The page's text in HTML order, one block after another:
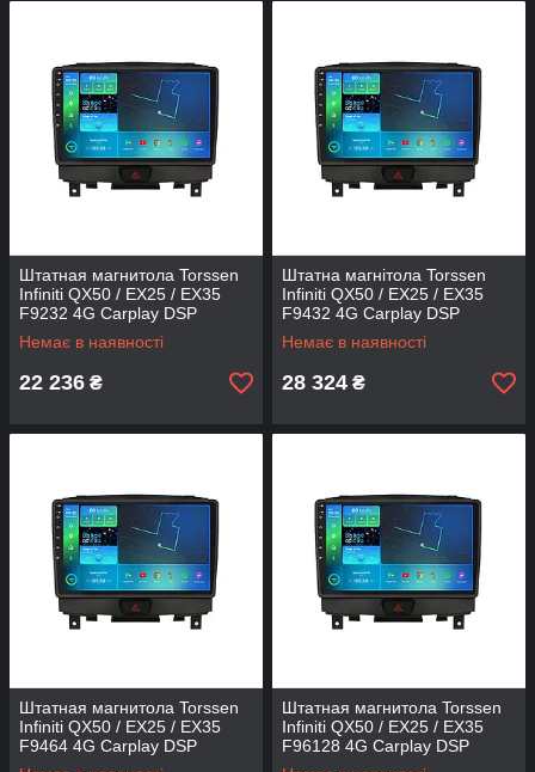
Штатная магнитола Torssen
Infiniti QX50 / EX25 / EX35
F9232 4G Carplay DSP
Немає в наявності
22 236 ₴
Штатна магнітола Torssen
Infiniti QX50 / EX25 / EX35
F9432 4G Carplay DSP
Немає в наявності
28 324 ₴
Штатная магнитола Torssen
Infiniti QX50 / EX25 / EX35
F9464 4G Carplay DSP
Штатная магнитола Torssen
Infiniti QX50 / EX25 / EX35
F96128 4G Carplay DSP